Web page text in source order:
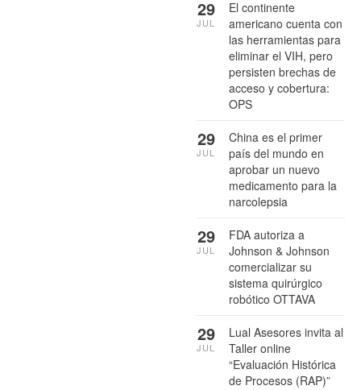
El continente
americano cuenta con
las herramientas para
eliminar el VIH, pero
persisten brechas de
acceso y cobertura:
OPS
29
JUL
China es el primer
país del mundo en
aprobar un nuevo
medicamento para la
narcolepsia
29
JUL
FDA autoriza a
Johnson & Johnson
comercializar su
sistema quirúrgico
robótico OTTAVA
29
JUL
Lual Asesores invita al
Taller online
“Evaluación Histórica
de Procesos (RAP)”
29
JUL